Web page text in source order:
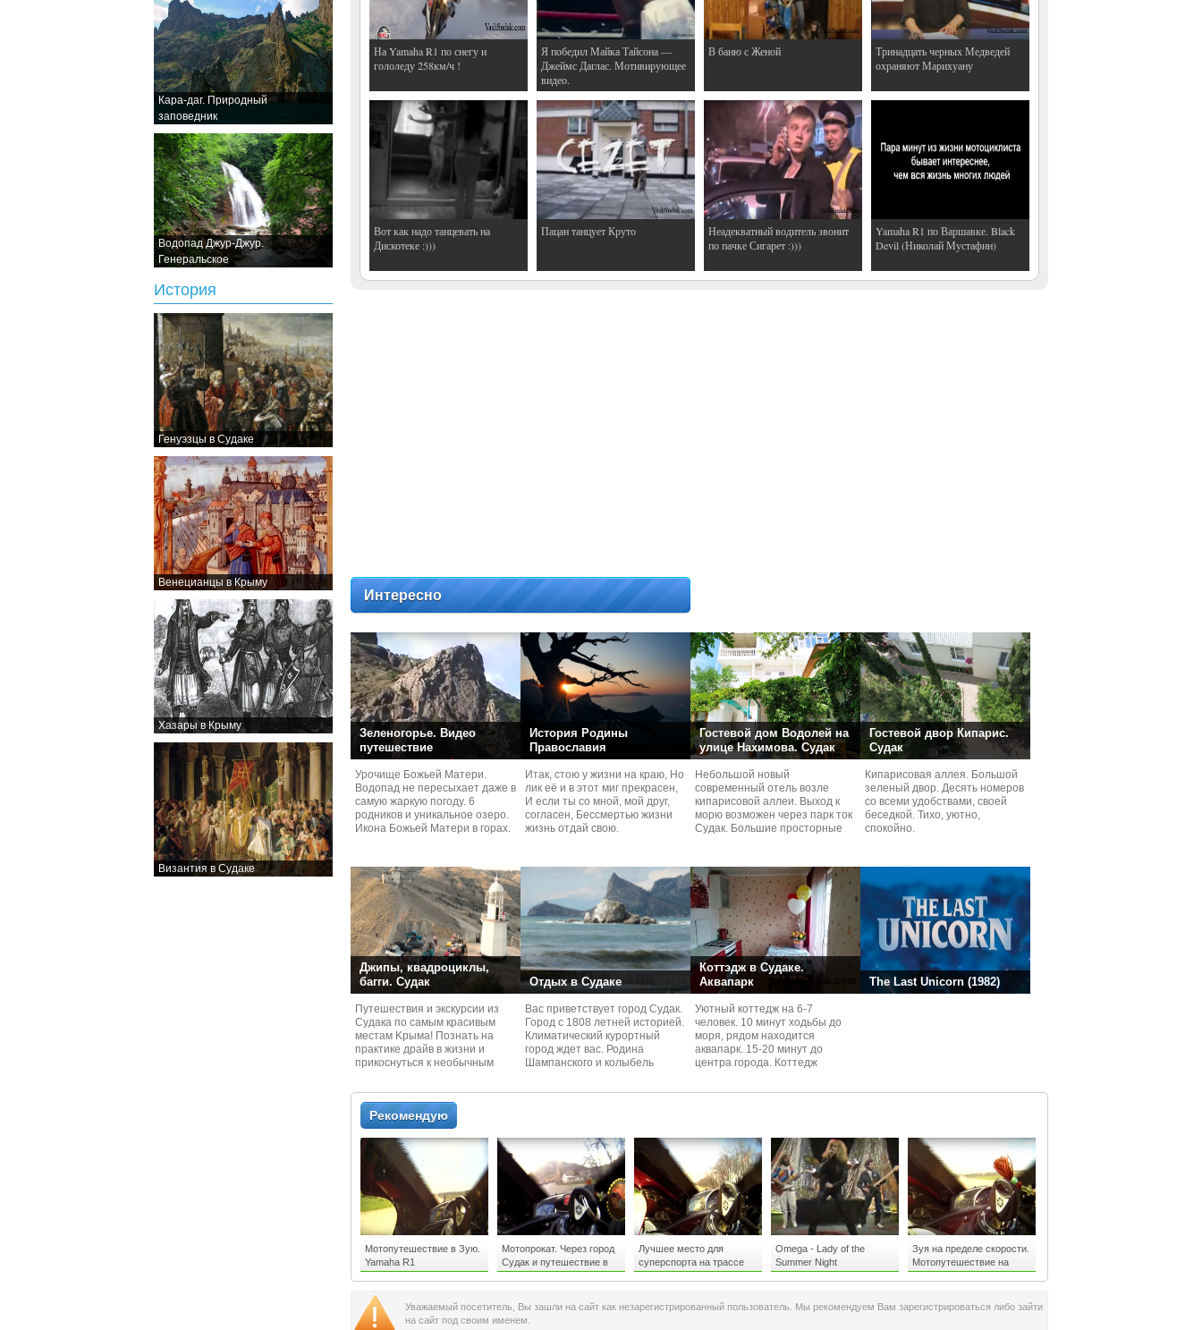
Кара-даг. Природный
заповедник
Водопад Джур-Джур.
Генеральское
История
Генуэзцы в Судаке
Венецианцы в Крыму
Хазары в Крыму
Византия в Судаке
На Yamaha R1 по снегу и
гололеду 258км/ч !
Я победил Майка Тайсона —
Джеймс Даглас. Мотивирующее
видео.
В баню с Женой
Тринадцать черных Медведей
охраняют Марихуану
Вот как надо танцевать на
Дискотеке :)))
Пацан танцует Круто
Неадекватный водитель звонит
по пачке Сигарет :)))
Yamaha R1 по Варшавке. Black
Devil (Николай Мустафин)
Интересно
Зеленогорье. Видео
путешествие
Урочище Божьей Матери.
Водопад не пересыхает даже в
самую жаркую погоду. 6
родников и уникальное озеро.
Икона Божьей Матери в горах.
История Родины
Православия
Итак, стою у жизни на краю, Но
лик её и в этот миг прекрасен,
И если ты со мной, мой друг,
согласен, Бессмертью жизни
жизнь отдай свою.
Гостевой дом Водолей на
улице Нахимова. Судак
Небольшой новый
современный отель возле
кипарисовой аллеи. Выход к
морю возможен через парк ток
Судaк. Большие просторные
Гостевой двор Кипарис.
Судак
Кипарисовая аллея. Большой
зеленый двор. Десять номеров
со всеми удобствами, своей
беседкой. Тихо, уютно,
спокойно.
Джипы, квадроциклы,
багги. Судак
Путешествия и экскурcии из
Судaка по самым красивым
местам Kрыма! Познать на
практике драйв в жизни и
прикоснуться к необычным
Отдых в Судаке
Вас приветствует город Судак.
Город с 1808 летней историей.
Климатический курортный
город ждет вас. Родина
Шампанского и колыбель
Коттэдж в Судаке.
Аквапарк
Уютный коттедж на 6-7
человек. 10 минут ходьбы до
моря, рядом находится
аквапарк. 15-20 минут до
центра города. Коттедж
The Last Unicorn (1982)
Рекомендую
Мотопутешествие в Зую.
Yamaha R1
Мотопрокат. Через город
Судак и путешествие в
Новый Свет
Лучшее место для
суперспорта на трассе
Судак - Симферополь
Omega - Lady of the
Summer Night
Зуя на пределе скорости.
Мотопутешествие на
Yamaha R1
Уважаемый посетитель, Вы зашли на сайт как незарегистрированный пользователь. Мы рекомендуем Вам зарегистрироваться либо зайти
на сайт под своим именем.